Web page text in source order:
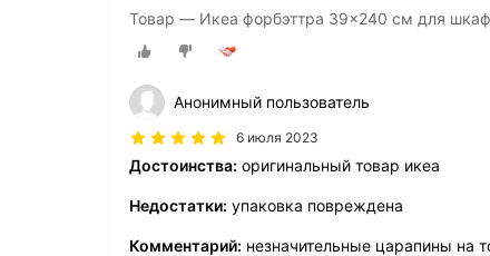
Товар — Икеа форбэттра 39x240 см для
Анонимный пользователь
6 июля 2023
Достоинства: оригинальный товар икеа
Недостатки: упаковка повреждена
Комментарий: незначительные царапины на